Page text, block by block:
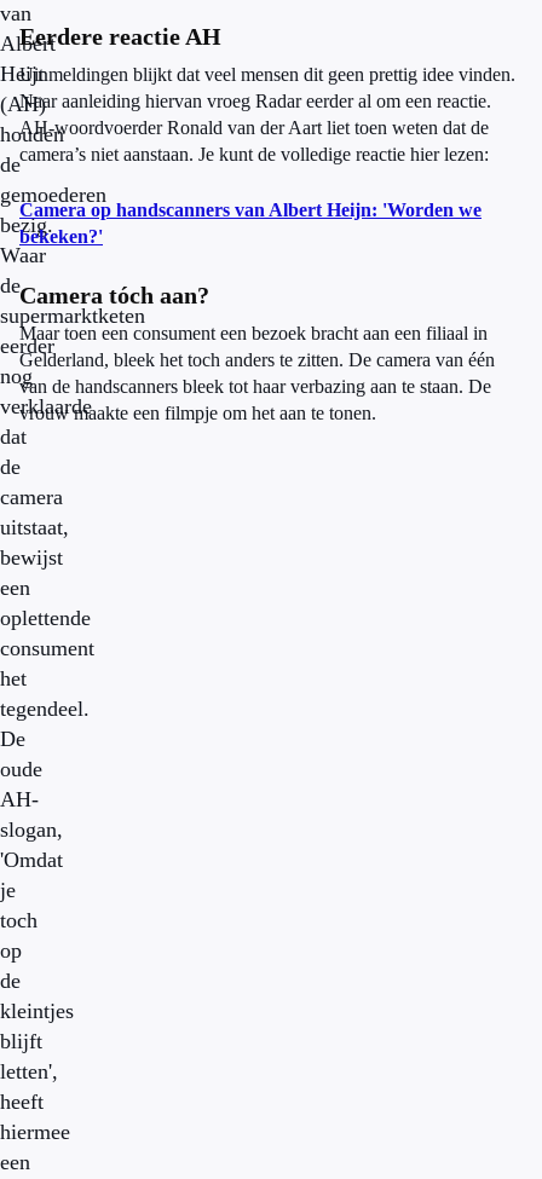
van
Albert
Heijn
(AH)
houden
de
gemoederen
bezig.
Waar
de
supermarktketen
eerder
nog
verklaarde
dat
de
camera
uitstaat,
bewijst
een
oplettende
consument
het
tegendeel.
De
oude
AH-
slogan,
'Omdat
je
toch
op
de
kleintjes
blijft
letten',
heeft
hiermee
een
Eerdere reactie AH
Uit meldingen blijkt dat veel mensen dit geen prettig idee vinden.
Naar aanleiding hiervan vroeg Radar eerder al om een reactie.
AH-woordvoerder Ronald van der Aart liet toen weten dat de
camera’s niet aanstaan. Je kunt de volledige reactie hier lezen:
Camera op handscanners van Albert Heijn: 'Worden we
bekeken?'
Camera tóch aan?
Maar toen een consument een bezoek bracht aan een filiaal in
Gelderland, bleek het toch anders te zitten. De camera van één
van de handscanners bleek tot haar verbazing aan te staan. De
vrouw maakte een filmpje om het aan te tonen.